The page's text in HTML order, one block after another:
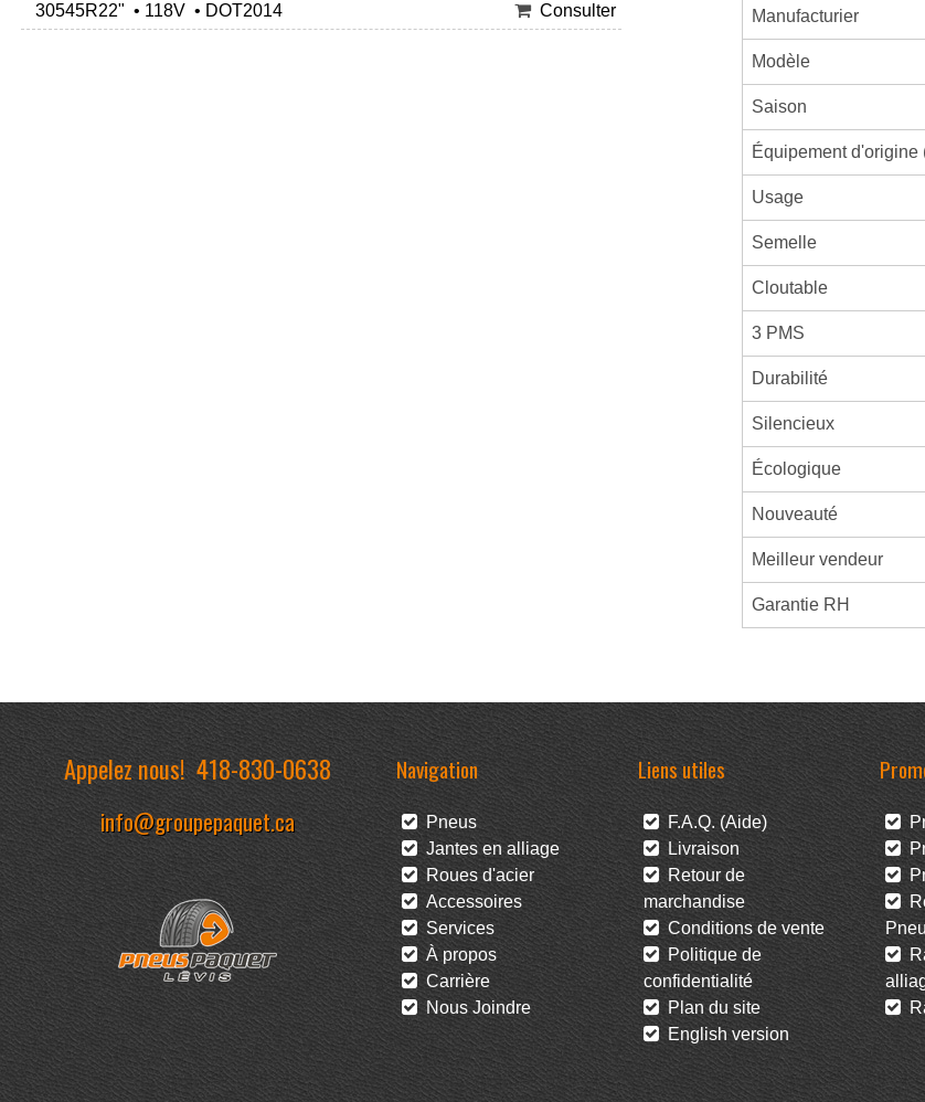
30545R22" • 118V • DOT2014 Consulter Manufacturier
Modèle
Saison
Équipement d'origine
Usage
Semelle
Cloutable
3 PMS
Durabilité
Silencieux
Écologique
Nouveauté
Meilleur vendeur
Garantie RH
Appelez nous!418-830-0638
info@groupepaquet.ca
Navigation
Pneus
Jantes en alliage
Roues d'acier
Accessoires
Services
À propos
Carrière
Nous Joindre
Liens utiles
F.A.Q. (Aide)
Livraison
Retour de
marchandise
Conditions de vente
Politique de
confidentialité
Plan du site
English version